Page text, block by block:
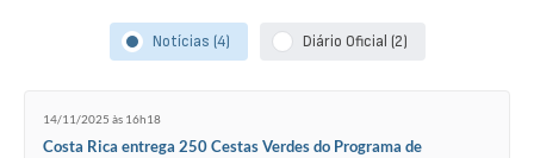
Notícias (4) Diário Oficial (2)
14/11/2025 às 16h18
Costa Rica entrega 250 Cestas Verdes do Programa de